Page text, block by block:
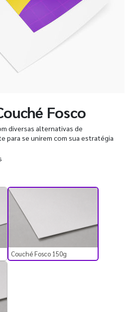
Fosco
diversas alternativas de
para se unirem com sua estratégia
Couché Fosco 150g